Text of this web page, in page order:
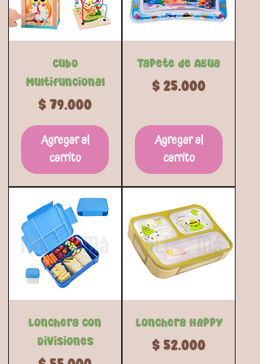
Cubo
Multifuncional
Precio
$ 79.000
Agregar al
carrito
Tapete de Agua
Precio
$ 25.000
Agregar al
carrito
Lonchera con
Divisiones
Lonchera Happy
Precio
$ 52.000